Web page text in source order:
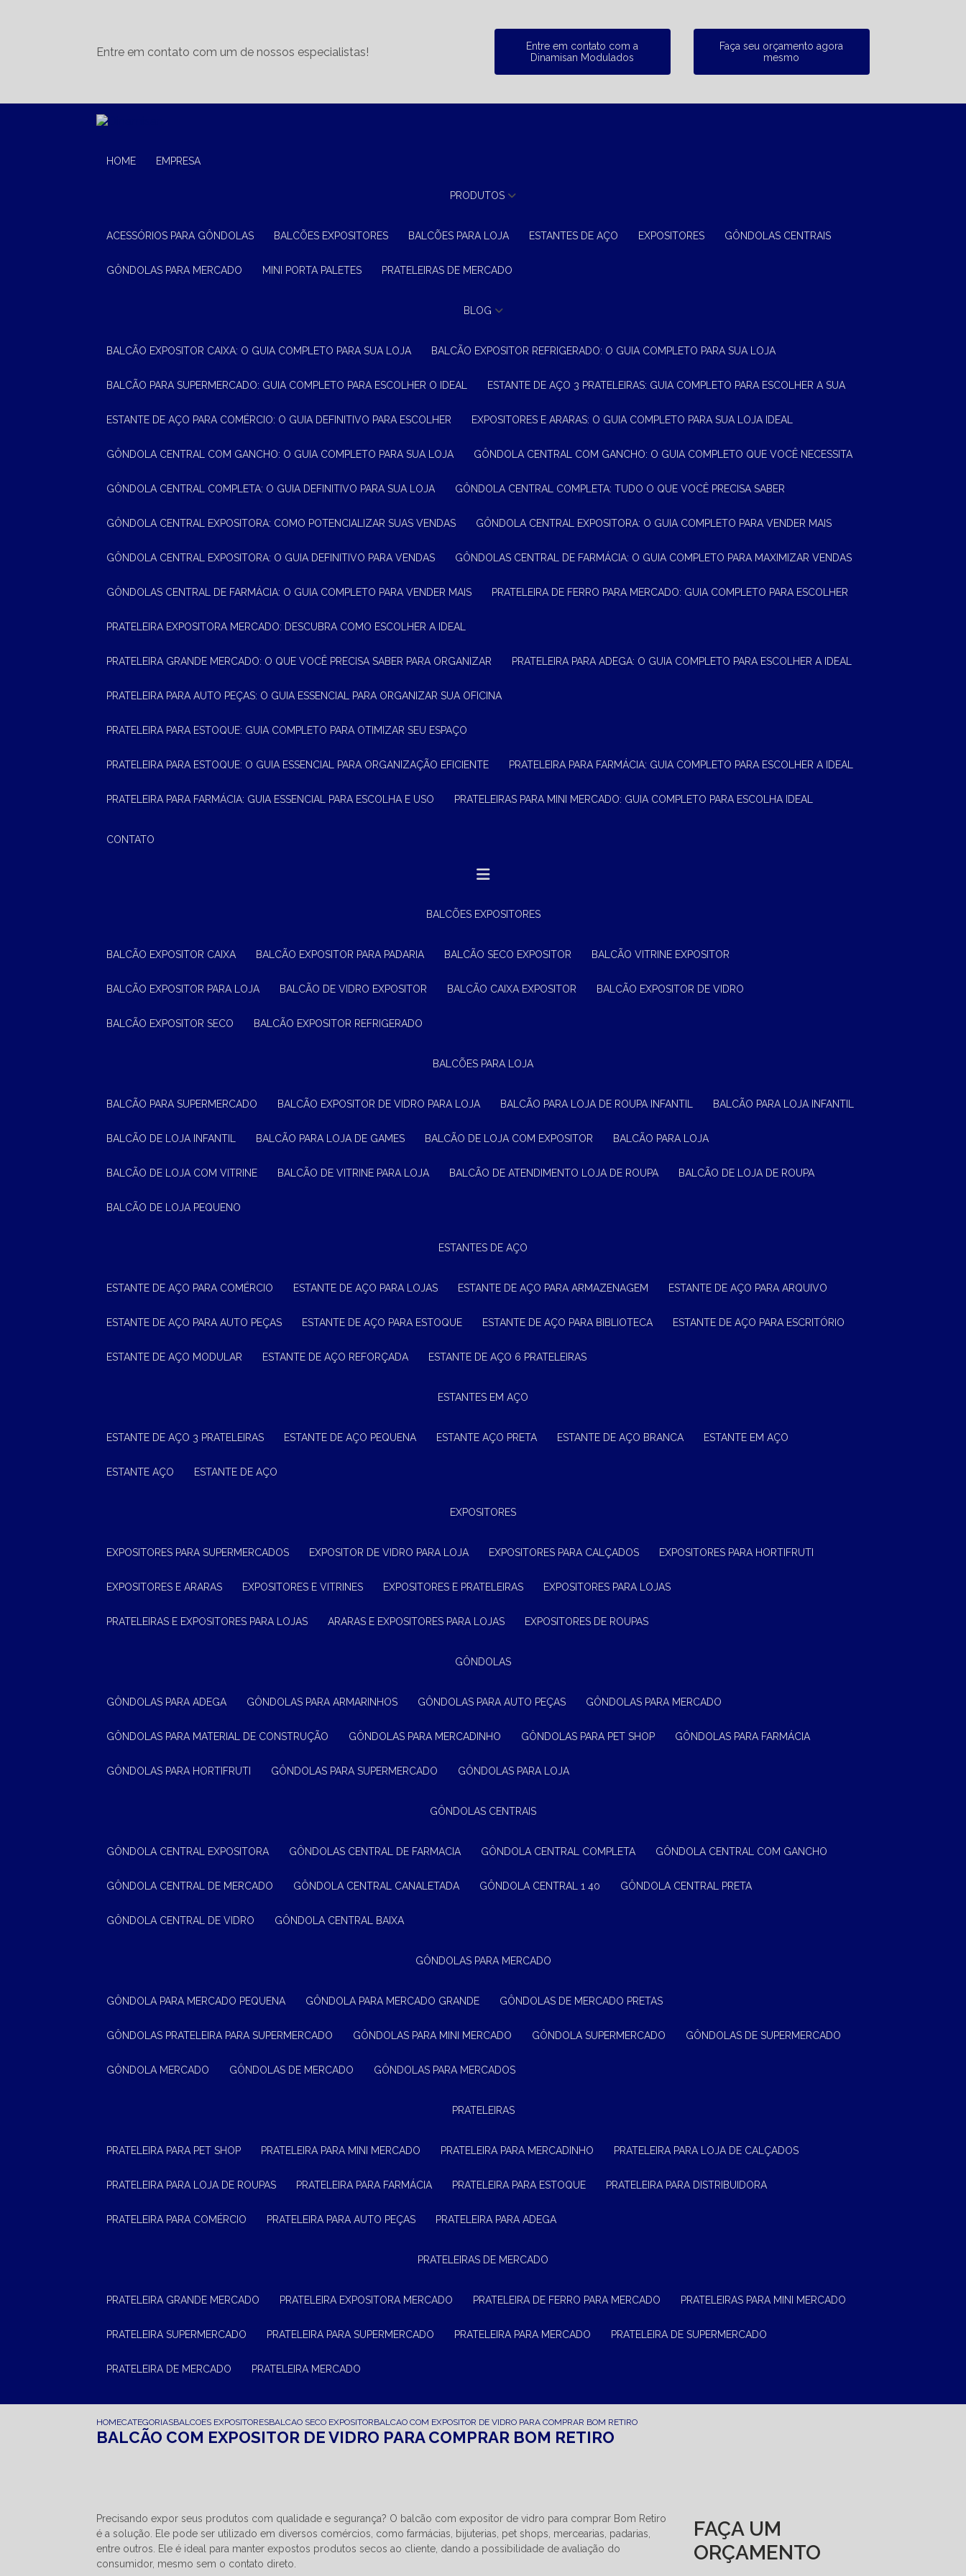
Entre em contato com um de nossos especialistas!
Entre em contato com a
Dinamisan Modulados
Faça seu orçamento agora
mesmo
HOME EMPRESA
PRODUTOS
ACESSÓRIOS PARA GÔNDOLAS BALCÕES EXPOSITORES BALCÕES PARA LOJA ESTANTES DE AÇO EXPOSITORES GÔNDOLAS CENTRAIS
GÔNDOLAS PARA MERCADO MINI PORTA PALETES PRATELEIRAS DE MERCADO
BLOG
BALCÃO EXPOSITOR CAIXA: O GUIA COMPLETO PARA SUA LOJA BALCÃO EXPOSITOR REFRIGERADO: O GUIA COMPLETO PARA SUA LOJA
BALCÃO PARA SUPERMERCADO: GUIA COMPLETO PARA ESCOLHER O IDEAL ESTANTE DE AÇO 3 PRATELEIRAS: GUIA COMPLETO PARA ESCOLHER A SUA
ESTANTE DE AÇO PARA COMÉRCIO: O GUIA DEFINITIVO PARA ESCOLHER EXPOSITORES E ARARAS: O GUIA COMPLETO PARA SUA LOJA IDEAL
GÔNDOLA CENTRAL COM GANCHO: O GUIA COMPLETO PARA SUA LOJA GÔNDOLA CENTRAL COM GANCHO: O GUIA COMPLETO QUE VOCÊ NECESSITA
GÔNDOLA CENTRAL COMPLETA: O GUIA DEFINITIVO PARA SUA LOJA GÔNDOLA CENTRAL COMPLETA: TUDO O QUE VOCÊ PRECISA SABER
GÔNDOLA CENTRAL EXPOSITORA: COMO POTENCIALIZAR SUAS VENDAS GÔNDOLA CENTRAL EXPOSITORA: O GUIA COMPLETO PARA VENDER MAIS
GÔNDOLA CENTRAL EXPOSITORA: O GUIA DEFINITIVO PARA VENDAS GÔNDOLAS CENTRAL DE FARMÁCIA: O GUIA COMPLETO PARA MAXIMIZAR VENDAS
GÔNDOLAS CENTRAL DE FARMÁCIA: O GUIA COMPLETO PARA VENDER MAIS PRATELEIRA DE FERRO PARA MERCADO: GUIA COMPLETO PARA ESCOLHER
PRATELEIRA EXPOSITORA MERCADO: DESCUBRA COMO ESCOLHER A IDEAL
PRATELEIRA GRANDE MERCADO: O QUE VOCÊ PRECISA SABER PARA ORGANIZAR PRATELEIRA PARA ADEGA: O GUIA COMPLETO PARA ESCOLHER A IDEAL
PRATELEIRA PARA AUTO PEÇAS: O GUIA ESSENCIAL PARA ORGANIZAR SUA OFICINA
PRATELEIRA PARA ESTOQUE: GUIA COMPLETO PARA OTIMIZAR SEU ESPAÇO
PRATELEIRA PARA ESTOQUE: O GUIA ESSENCIAL PARA ORGANIZAÇÃO EFICIENTE PRATELEIRA PARA FARMÁCIA: GUIA COMPLETO PARA ESCOLHER A IDEAL
PRATELEIRA PARA FARMÁCIA: GUIA ESSENCIAL PARA ESCOLHA E USO PRATELEIRAS PARA MINI MERCADO: GUIA COMPLETO PARA ESCOLHA IDEAL
CONTATO
BALCÕES EXPOSITORES
BALCÃO EXPOSITOR CAIXA BALCÃO EXPOSITOR PARA PADARIA BALCÃO SECO EXPOSITOR BALCÃO VITRINE EXPOSITOR
BALCÃO EXPOSITOR PARA LOJA BALCÃO DE VIDRO EXPOSITOR BALCÃO CAIXA EXPOSITOR BALCÃO EXPOSITOR DE VIDRO
BALCÃO EXPOSITOR SECO BALCÃO EXPOSITOR REFRIGERADO
BALCÕES PARA LOJA
BALCÃO PARA SUPERMERCADO BALCÃO EXPOSITOR DE VIDRO PARA LOJA BALCÃO PARA LOJA DE ROUPA INFANTIL BALCÃO PARA LOJA INFANTIL
BALCÃO DE LOJA INFANTIL BALCÃO PARA LOJA DE GAMES BALCÃO DE LOJA COM EXPOSITOR BALCÃO PARA LOJA
BALCÃO DE LOJA COM VITRINE BALCÃO DE VITRINE PARA LOJA BALCÃO DE ATENDIMENTO LOJA DE ROUPA BALCÃO DE LOJA DE ROUPA
BALCÃO DE LOJA PEQUENO
ESTANTES DE AÇO
ESTANTE DE AÇO PARA COMÉRCIO ESTANTE DE AÇO PARA LOJAS ESTANTE DE AÇO PARA ARMAZENAGEM ESTANTE DE AÇO PARA ARQUIVO
ESTANTE DE AÇO PARA AUTO PEÇAS ESTANTE DE AÇO PARA ESTOQUE ESTANTE DE AÇO PARA BIBLIOTECA ESTANTE DE AÇO PARA ESCRITÓRIO
ESTANTE DE AÇO MODULAR ESTANTE DE AÇO REFORÇADA ESTANTE DE AÇO 6 PRATELEIRAS
ESTANTES EM AÇO
ESTANTE DE AÇO 3 PRATELEIRAS ESTANTE DE AÇO PEQUENA ESTANTE AÇO PRETA ESTANTE DE AÇO BRANCA ESTANTE EM AÇO
ESTANTE AÇO ESTANTE DE AÇO
EXPOSITORES
EXPOSITORES PARA SUPERMERCADOS EXPOSITOR DE VIDRO PARA LOJA EXPOSITORES PARA CALÇADOS EXPOSITORES PARA HORTIFRUTI
EXPOSITORES E ARARAS EXPOSITORES E VITRINES EXPOSITORES E PRATELEIRAS EXPOSITORES PARA LOJAS
PRATELEIRAS E EXPOSITORES PARA LOJAS ARARAS E EXPOSITORES PARA LOJAS EXPOSITORES DE ROUPAS
GÔNDOLAS
GÔNDOLAS PARA ADEGA GÔNDOLAS PARA ARMARINHOS GÔNDOLAS PARA AUTO PEÇAS GÔNDOLAS PARA MERCADO
GÔNDOLAS PARA MATERIAL DE CONSTRUÇÃO GÔNDOLAS PARA MERCADINHO GÔNDOLAS PARA PET SHOP GÔNDOLAS PARA FARMÁCIA
GÔNDOLAS PARA HORTIFRUTI GÔNDOLAS PARA SUPERMERCADO GÔNDOLAS PARA LOJA
GÔNDOLAS CENTRAIS
GÔNDOLA CENTRAL EXPOSITORA GÔNDOLAS CENTRAL DE FARMACIA GÔNDOLA CENTRAL COMPLETA GÔNDOLA CENTRAL COM GANCHO
GÔNDOLA CENTRAL DE MERCADO GÔNDOLA CENTRAL CANALETADA GÔNDOLA CENTRAL 1 40 GÔNDOLA CENTRAL PRETA
GÔNDOLA CENTRAL DE VIDRO GÔNDOLA CENTRAL BAIXA
GÔNDOLAS PARA MERCADO
GÔNDOLA PARA MERCADO PEQUENA GÔNDOLA PARA MERCADO GRANDE GÔNDOLAS DE MERCADO PRETAS
GÔNDOLAS PRATELEIRA PARA SUPERMERCADO GÔNDOLAS PARA MINI MERCADO GÔNDOLA SUPERMERCADO GÔNDOLAS DE SUPERMERCADO
GÔNDOLA MERCADO GÔNDOLAS DE MERCADO GÔNDOLAS PARA MERCADOS
PRATELEIRAS
PRATELEIRA PARA PET SHOP PRATELEIRA PARA MINI MERCADO PRATELEIRA PARA MERCADINHO PRATELEIRA PARA LOJA DE CALÇADOS
PRATELEIRA PARA LOJA DE ROUPAS PRATELEIRA PARA FARMÁCIA PRATELEIRA PARA ESTOQUE PRATELEIRA PARA DISTRIBUIDORA
PRATELEIRA PARA COMÉRCIO PRATELEIRA PARA AUTO PEÇAS PRATELEIRA PARA ADEGA
PRATELEIRAS DE MERCADO
PRATELEIRA GRANDE MERCADO PRATELEIRA EXPOSITORA MERCADO PRATELEIRA DE FERRO PARA MERCADO PRATELEIRAS PARA MINI MERCADO
PRATELEIRA SUPERMERCADO PRATELEIRA PARA SUPERMERCADO PRATELEIRA PARA MERCADO PRATELEIRA DE SUPERMERCADO
PRATELEIRA DE MERCADO PRATELEIRA MERCADO
HOMECATEGORIASBALCOES EXPOSITORESBALCAO SECO EXPOSITORBALCAO COM EXPOSITOR DE VIDRO PARA COMPRAR BOM RETIRO
BALCÃO COM EXPOSITOR DE VIDRO PARA COMPRAR BOM RETIRO
Precisando expor seus produtos com qualidade e segurança? O balcão com expositor de vidro para comprar Bom Retiro
é a solução. Ele pode ser utilizado em diversos comércios, como farmácias, bijuterias, pet shops, mercearias, padarias,
entre outros. Ele é ideal para manter expostos produtos secos ao cliente, dando a possibilidade de avaliação do
consumidor, mesmo sem o contato direto.
FAÇA UM
ORÇAMENTO